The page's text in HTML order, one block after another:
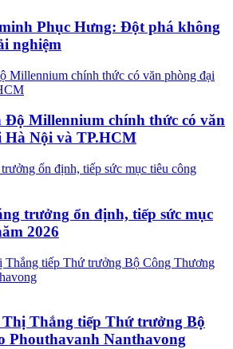
Phục Hưng: Đột phá không
nghiệm
Độ Millennium chính thức có văn
Hà Nội và TP.HCM
trưởng ổn định, tiếp sức mục
2026
Thắng tiếp Thứ trưởng Bộ
Phouthavanh Nanthavong